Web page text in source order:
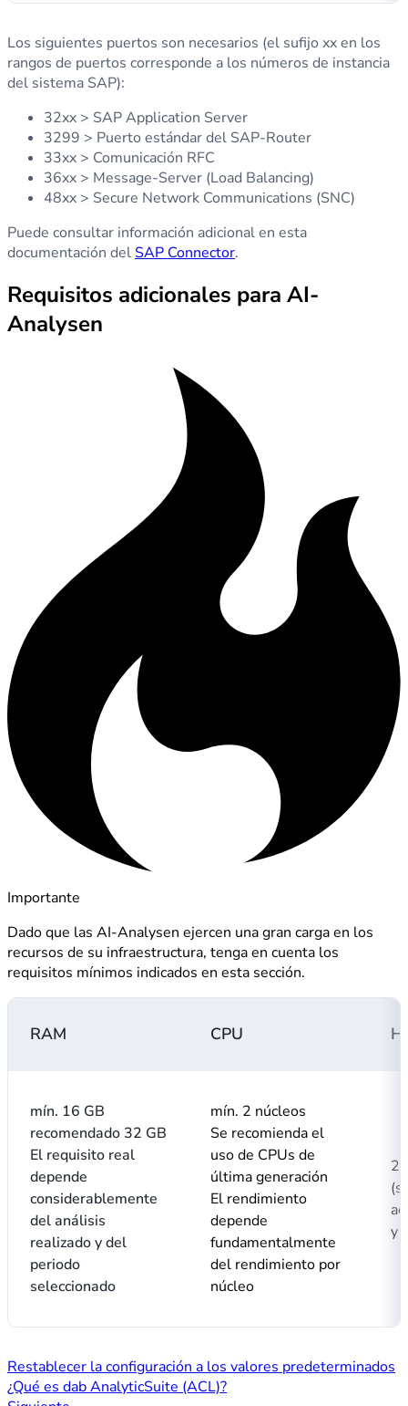
Los siguientes puertos son necesarios (el sufijo xx en los
rangos de puertos corresponde a los números de instancia
del sistema SAP):
32xx > SAP Application Server
3299 > Puerto estándar del SAP-Router
33xx > Comunicación RFC
36xx > Message-Server (Load Balancing)
48xx > Secure Network Communications (SNC)
Puede consultar información adicional en esta
documentación del SAP Connector.
Requisitos adicionales para AI-
Analysen
Importante
Dado que las AI-Analysen ejercen una gran carga en los
recursos de su infraestructura, tenga en cuenta los
requisitos mínimos indicados en esta sección.
RAM CPU
mín. 16 GB
recomendado 32 GB
El requisito real
depende
considerablemente
del análisis
realizado y del
periodo
seleccionado
mín. 2 núcleos
Se recomienda el
uso de CPUs de
última generación
El rendimiento
depende
fundamentalmente
del rendimiento por
núcleo
y
Restablecer la configuración a los valores predeterminados
¿Qué es dab AnalyticSuite (ACL)?